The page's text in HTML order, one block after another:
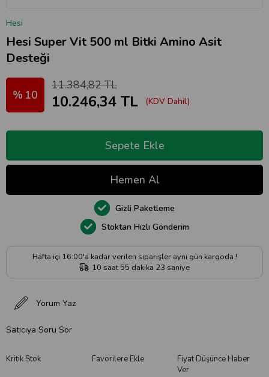
Hesi
Hesi Super Vit 500 ml Bitki Amino Asit
Desteği
10
11.384,82 TL
10.246,34 TL (KDV Dahil)
Kritik Stok Favorilere Ekle
Fiyat Düşünce Haber
Ver
Yorum Yaz
Satıcıya Soru Sor
Hafta içi 16:00'a kadar verilen siparişler aynı gün kargoda !
10 saat 55 dakika 22 saniye
Stoktan Hızlı Gönderim
Gizli Paketleme